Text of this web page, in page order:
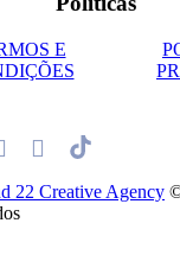
E
22 Creative Agency